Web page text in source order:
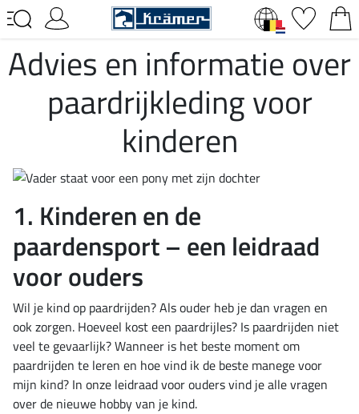
Advies en informatie over
paardrijkleding voor
kinderen
1. Kinderen en de
paardensport – een leidraad
voor ouders
Wil je kind op paardrijden? Als ouder heb je dan vragen en
ook zorgen. Hoeveel kost een paardrijles? Is paardrijden niet
veel te gevaarlijk? Wanneer is het beste moment om
paardrijden te leren en hoe vind ik de beste manege voor
mijn kind? In onze leidraad voor ouders vind je alle vragen
over de nieuwe hobby van je kind.